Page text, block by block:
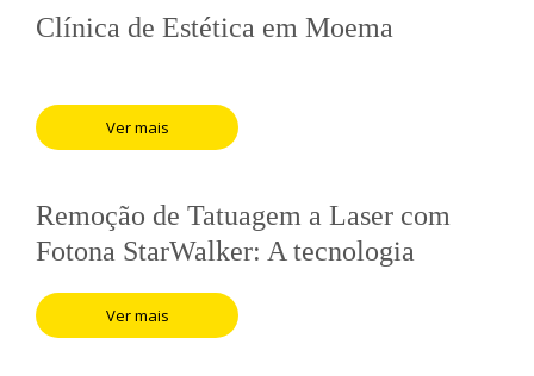
Clínica de Estética em Moema
Ver mais
Remoção de Tatuagem a Laser com
Fotona StarWalker: A tecnologia
perfeita para desfazer seu passado
Ver mais